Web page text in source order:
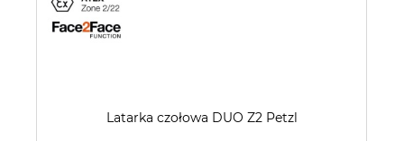
Latarka czołowa DUO Z2 Petzl